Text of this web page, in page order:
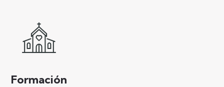
Formación